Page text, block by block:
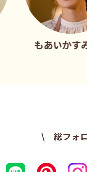
いかすみさん
\ 総フォ